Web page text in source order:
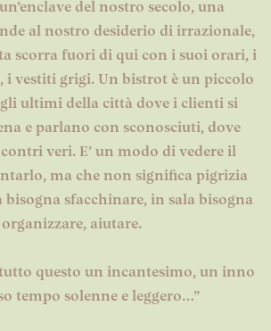
del nostro secolo, una
al nostro desiderio di irrazionale,
scorra fuori di qui con i suoi orari, i
i vestiti grigi. Un bistrot è un piccolo
ultimi della città dove i clienti si
e parlano con sconosciuti, dove
veri. E’ un modo di vedere il
ma che non significa pigrizia
bisogna sfacchinare, in sala bisogna
organizzare, aiutare.
questo un incantesimo, un inno
tempo solenne e leggero…”